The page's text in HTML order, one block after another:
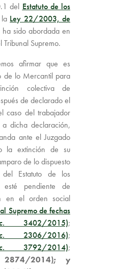
del Estatuto de los
Ley 22/2003, de
ha sido abordada en
Tribunal Supremo.
afirmar que es
de lo Mercantil para
colectiva de
de declarado el
caso del trabajador
dicha declaración,
ante el Juzgado
la extinción de su
de lo dispuesto
Estatuto de los
pendiente de
en el orden social
Supremo de fechas
3402/2015);
2306/2016);
3792/2014);
2874/2014); y